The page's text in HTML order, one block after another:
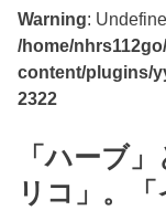
Warning:
/home/
content/plugins/
2322
「ハーブ
リコ」。